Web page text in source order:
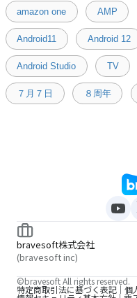
amazon one AMP
Android11 Android 12
Android Studio TV
７月７日 ８周年
bravesoft株式会社
(bravesoft inc)
特定商取引法に基づく表記 個
©bravesoft All rights reserved.